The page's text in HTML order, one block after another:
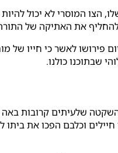
הצו המוסרי לא יכול
את האתיקה של
פירושו לאשר כי חייו של
שבתוכנו כולנו.
שלעיתים קרובות באה
וכלבם הפכו את